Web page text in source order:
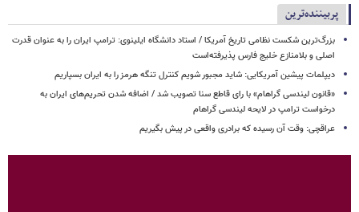
پربیننده‌ترین
بزرگ‌ترین شکست نظامی تاریخ آمریکا / استاد دانشگاه ایلینوی: ترامپ ایران را به عنوان قدرت
اصلی و بلامنازع خلیج فارس پذیرفته‌است
دیپلمات پیشین آمریکایی: شاید مجبور شویم کنترل تنگه هرمز را به ایران بسپاریم
«قانون لیندسی گراهام» با رای قاطع سنا تصویب شد / اضافه شدن تحریم‌های ایران به
درخواست ترامپ در لایحه لیندسی گراهام
عراقچی: وقت آن رسیده که برادری واقعی در پیش بگیریم